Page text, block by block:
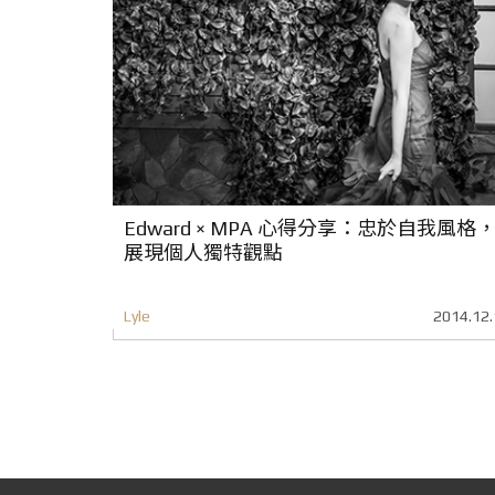
Edward × MPA 心得分享：忠於自我風格，
展現個人獨特觀點
Lyle